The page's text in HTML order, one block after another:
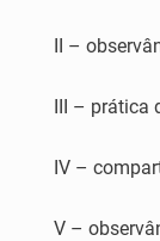
II –
III – prática
IV –
V –